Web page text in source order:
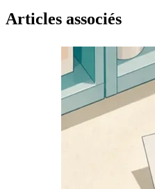
Articles associés